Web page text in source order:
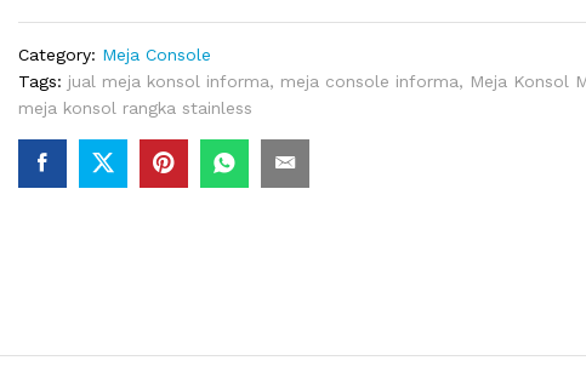
Category: Meja Console
Tags: jual meja konsol informa, meja console informa, Meja Konsol
meja konsol rangka stainless